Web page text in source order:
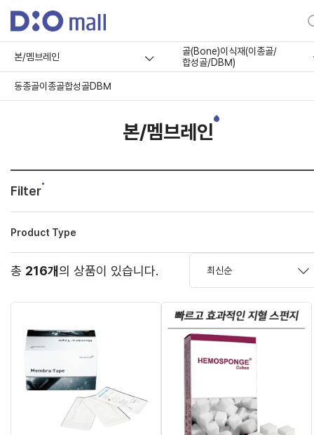
본/멤브레인
골(Bone)이식재(이종골/
합성골/DBM)
동종골이종골합성골DBM
본/멤브레인
Filter
Product Type
총 216개의 상품이 있습니다.